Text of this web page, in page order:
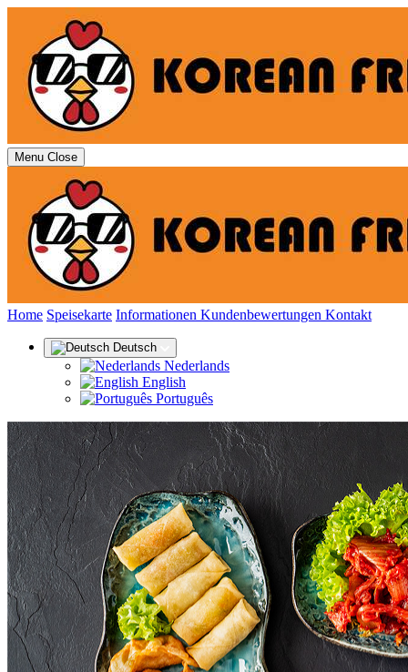
Menu Close
Home Speisekarte Informationen Kundenbewertungen (aktuell)
Kontakt
Deutsch
Nederlands
English
Português